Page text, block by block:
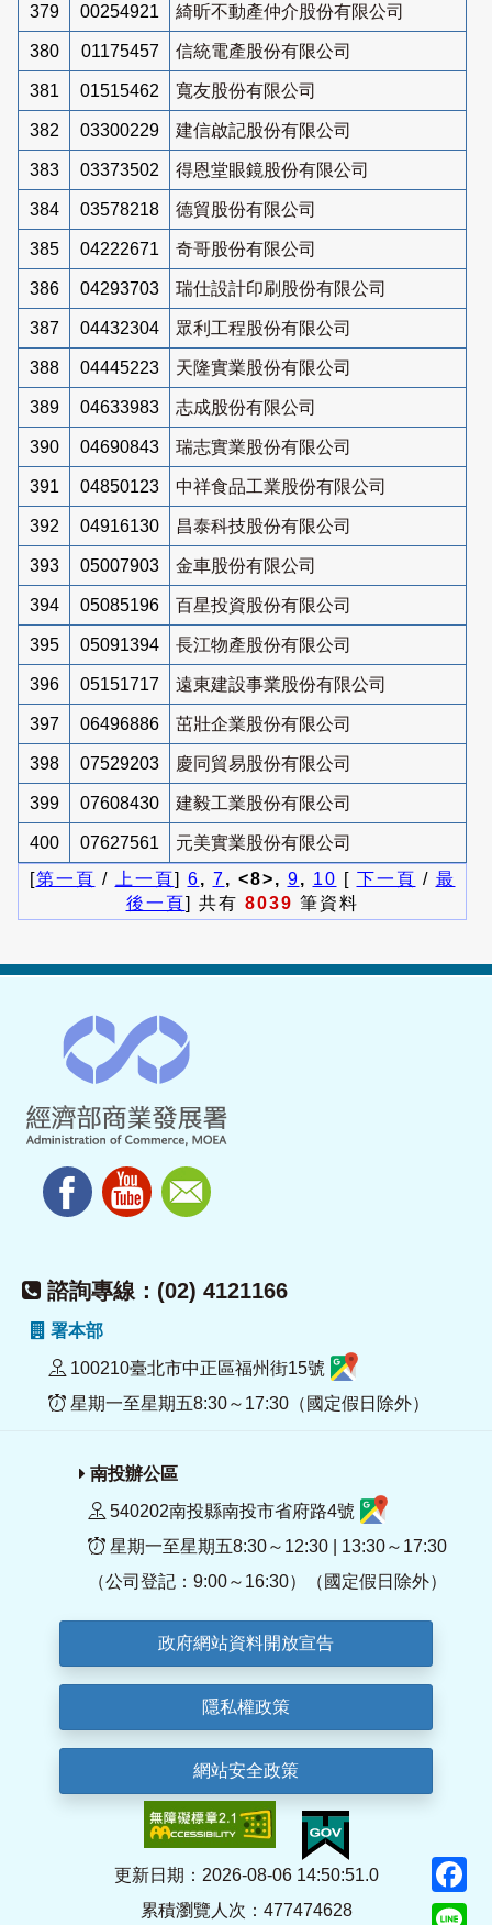
379 00254921 綺昕不動產仲介股份有限公司
380 01175457 信統電產股份有限公司
381 01515462 寬友股份有限公司
382 03300229 建信啟記股份有限公司
383 03373502 得恩堂眼鏡股份有限公司
384 03578218 德貿股份有限公司
385 04222671 奇哥股份有限公司
386 04293703 瑞仕設計印刷股份有限公司
387 04432304 眾利工程股份有限公司
388 04445223 天隆實業股份有限公司
389 04633983 志成股份有限公司
390 04690843 瑞志實業股份有限公司
391 04850123 中祥食品工業股份有限公司
392 04916130 昌泰科技股份有限公司
393 05007903 金車股份有限公司
394 05085196 百星投資股份有限公司
395 05091394 長江物產股份有限公司
396 05151717 遠東建設事業股份有限公司
397 06496886 茁壯企業股份有限公司
398 07529203 慶同貿易股份有限公司
399 07608430 建毅工業股份有限公司
400 07627561
元美實業股份有限公司
[第一頁 / 上一頁] 6, 7, <8>, 9, 10 [ 下一頁 / 最
後一頁] 共有 8039 筆資料
諮詢專線：(02) 4121166
署本部
100210臺北市中正區福州街15號
星期一至星期五8:30～17:30（國定假日除外）
南投辦公區
540202南投縣南投市省府路4號
星期一至星期五8:30～12:30 | 13:30～17:30
（公司登記：9:00～16:30）（國定假日除外）
政府網站資料開放宣告
隱私權政策
網站安全政策
更新日期：2026-08-06 14:50:51.0
累積瀏覽人次：477474628